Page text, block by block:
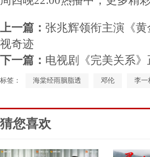
上一篇： 张兆辉领衔主演《
视奇迹
下一篇： 电视剧《完美关系
标签： 海棠经雨胭脂透 邓伦 李一
猜您喜欢